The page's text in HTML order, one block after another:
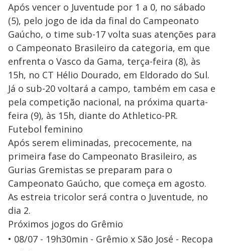
Após vencer o Juventude por 1 a 0, no sábado
(5), pelo jogo de ida da final do Campeonato
Gaúcho, o time sub-17 volta suas atenções para
o Campeonato Brasileiro da categoria, em que
enfrenta o Vasco da Gama, terça-feira (8), às
15h, no CT Hélio Dourado, em Eldorado do Sul.
Já o sub-20 voltará a campo, também em casa e
pela competição nacional, na próxima quarta-
feira (9), às 15h, diante do Athletico-PR.
Futebol feminino
Após serem eliminadas, precocemente, na
primeira fase do Campeonato Brasileiro, as
Gurias Gremistas se preparam para o
Campeonato Gaúcho, que começa em agosto.
As estreia tricolor será contra o Juventude, no
dia 2.
Próximos jogos do Grêmio
08/07 - 19h30min - Grêmio x São José - Recopa